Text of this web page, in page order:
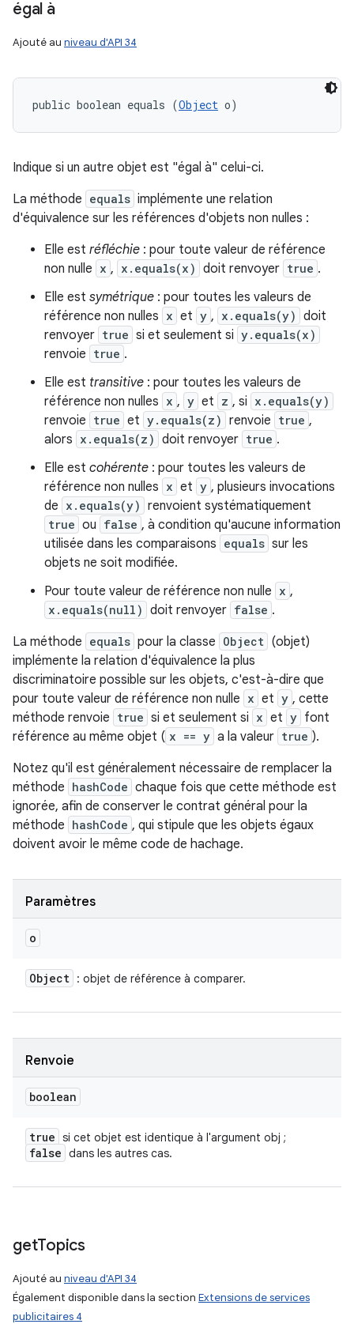
égal à
Ajouté au niveau d'API 34
public boolean equals (Object o)
Indique si un autre objet est "égal à" celui-ci.
La méthode equals implémente une relation
d'équivalence sur les références d'objets non nulles :
Elle est réfléchie : pour toute valeur de référence
non nulle x , x.equals(x) doit renvoyer true .
Elle est symétrique : pour toutes les valeurs de
référence non nulles x et y , x.equals(y) doit
renvoyer true si et seulement si y.equals(x)
renvoie true .
Elle est transitive : pour toutes les valeurs de
référence non nulles x , y et z , si x.equals(y)
renvoie true et y.equals(z) renvoie true ,
alors x.equals(z) doit renvoyer true .
Elle est cohérente : pour toutes les valeurs de
référence non nulles x et y , plusieurs invocations
de x.equals(y) renvoient systématiquement
true ou false , à condition qu'aucune information
utilisée dans les comparaisons equals sur les
objets ne soit modifiée.
Pour toute valeur de référence non nulle x ,
x.equals(null) doit renvoyer false .
La méthode equals pour la classe Object (objet)
implémente la relation d'équivalence la plus
discriminatoire possible sur les objets, c'est-à-dire que
pour toute valeur de référence non nulle x et y , cette
méthode renvoie true si et seulement si x et y font
référence au même objet ( x == y a la valeur true ).
Notez qu'il est généralement nécessaire de remplacer la
méthode hashCode chaque fois que cette méthode est
ignorée, afin de conserver le contrat général pour la
méthode hashCode , qui stipule que les objets égaux
doivent avoir le même code de hachage.
Paramètres
o
Object : objet de référence à comparer.
Renvoie
boolean
true si cet objet est identique à l'argument obj ;
false dans les autres cas.
getTopics
Ajouté au niveau d'API 34
Également disponible dans la section Extensions de services
publicitaires 4